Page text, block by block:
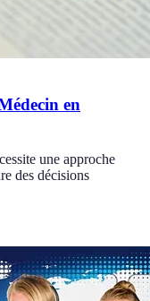
en
une approche
des décisions